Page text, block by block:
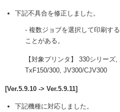
下記不具合を修正しました。
- 複数ジョブを選択して印刷す
ことがある。
【対象プリンタ】 330シリー
TxF150/300, JV300/CJV300
[Ver.5.9.10 -> Ver.5.9.11]
下記機種に対応しました。